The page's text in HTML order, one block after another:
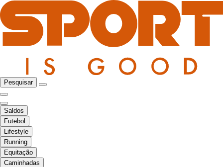
Pesquisar
Saldos
Futebol
Lifestyle
Running
Equitação
Caminhadas